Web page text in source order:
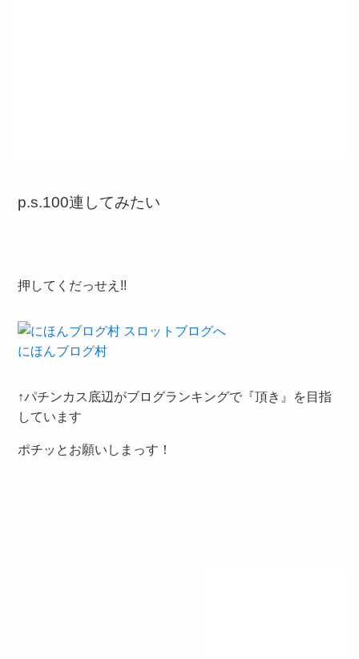
p.s.100連してみたい
押してくだっせえ!!
にほんブログ村
↑パチンカス底辺がブログランキングで『頂き』を目指
しています
ポチッとお願いしまっす！